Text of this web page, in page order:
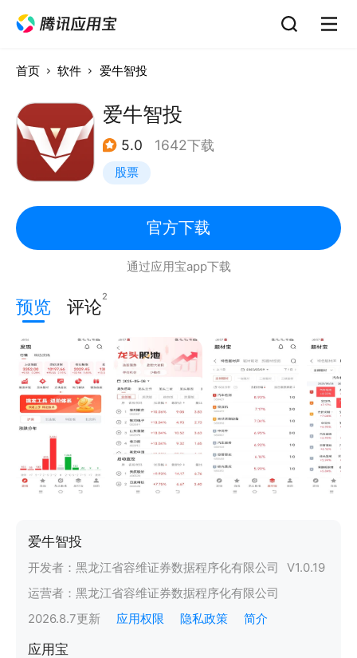
首页 软件 爱牛智投
爱牛智投
5.0 1642下载
股票
官方下载
通过应用宝app下载
预览 评论2
爱牛智投
开发者： 黑龙江省容维证券数据程序化有限公司 V1.0.19
运营者： 黑龙江省容维证券数据程序化有限公司
2026.8.7更新 应用权限 隐私政策 简介
应用宝